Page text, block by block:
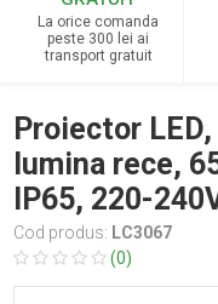
La orice comanda
peste 300 lei ai
transport gratuit
Proiector
lumina rece,
IP65, 220-
Cod produs: LC3067
(0)